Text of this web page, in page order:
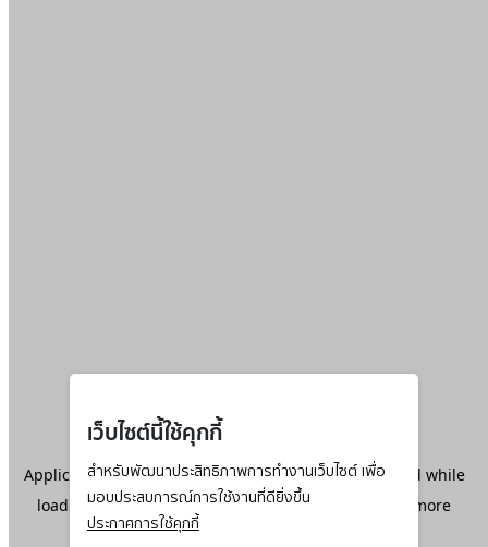
เว็บไซต์นี้ใช้คุกกี้
สำหรับพัฒนาประสิทธิภาพการทำงานเว็บไซต์ เพื่อ
มอบประสบการณ์การใช้งานที่ดียิ่งขึ้น
ประกาศการใช้คุกกี้
Application error: aclient-side exception has occurred while
loadingwww.ktc.co.th(see the browser console
for more
information).